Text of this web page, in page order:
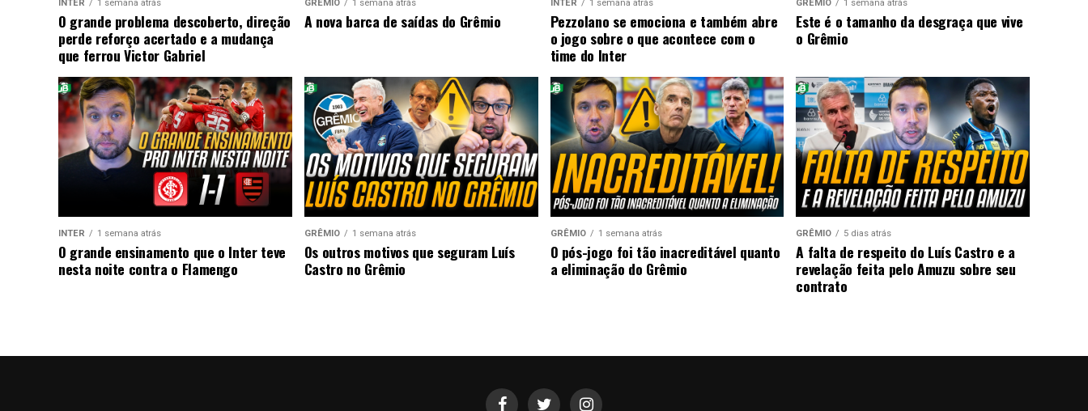
INTER 1 semana atrás
O grande problema descoberto, direção
perde reforço acertado e a mudança
que ferrou Victor Gabriel
GRÊMIO 1 semana atrás
A nova barca de saídas do Grêmio
INTER 1 semana atrás
Pezzolano se emociona e também abre
o jogo sobre o que acontece com o
time do Inter
GRÊMIO 1 semana atrás
Este é o tamanho da desgraça que vive
o Grêmio
INTER 1 semana atrás
O grande ensinamento que o Inter teve
nesta noite contra o Flamengo
GRÊMIO 1 semana atrás
Os outros motivos que seguram Luís
Castro no Grêmio
GRÊMIO 1 semana atrás
O pós-jogo foi tão inacreditável quanto
a eliminação do Grêmio
GRÊMIO 5 dias atrás
A falta de respeito do Luís Castro e a
revelação feita pelo Amuzu sobre seu
contrato